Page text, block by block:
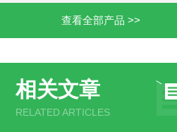
查看全部产品 >>
相关文章
RELATED ARTICLES